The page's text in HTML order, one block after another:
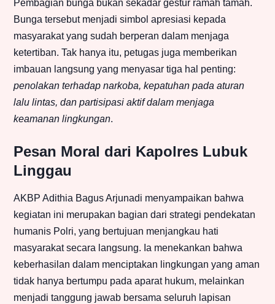
Pembagian bunga bukan sekadar gestur ramah tamah.
Bunga tersebut menjadi simbol apresiasi kepada
masyarakat yang sudah berperan dalam menjaga
ketertiban. Tak hanya itu, petugas juga memberikan
imbauan langsung yang menyasar tiga hal penting:
penolakan terhadap narkoba, kepatuhan pada aturan
lalu lintas, dan partisipasi aktif dalam menjaga
keamanan lingkungan.
Pesan Moral dari Kapolres Lubuk
Linggau
AKBP Adithia Bagus Arjunadi menyampaikan bahwa
kegiatan ini merupakan bagian dari strategi pendekatan
humanis Polri, yang bertujuan menjangkau hati
masyarakat secara langsung. Ia menekankan bahwa
keberhasilan dalam menciptakan lingkungan yang aman
tidak hanya bertumpu pada aparat hukum, melainkan
menjadi tanggung jawab bersama seluruh lapisan